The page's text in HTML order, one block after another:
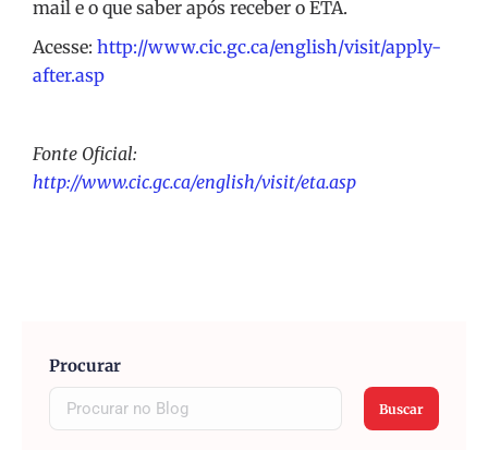
mail e o que saber após receber o ETA.
Acesse: http://www.cic.gc.ca/english/visit/apply-
after.asp
Fonte Oficial:
http://www.cic.gc.ca/english/visit/eta.asp
Procurar
Buscar